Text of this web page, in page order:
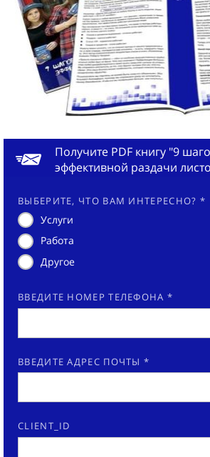
Получите PDF книгу "9
эффективной раздачи
ВЫБЕРИТЕ, ЧТО ВАМ ИНТЕРЕСНО? *
Услуги
Работа
Другое
ВВЕДИТЕ НОМЕР ТЕЛЕФОНА *
ВВЕДИТЕ АДРЕС ПОЧТЫ *
CLIENT_ID